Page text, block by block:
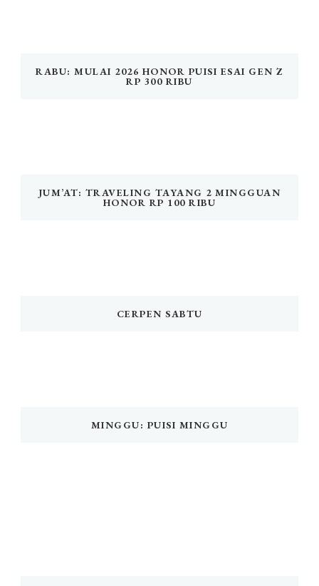
RABU: MULAI 2026 HONOR PUISI ESAI GEN Z
RP 300 RIBU
JUM’AT: TRAVELING TAYANG 2 MINGGUAN
HONOR RP 100 RIBU
CERPEN SABTU
MINGGU: PUISI MINGGU